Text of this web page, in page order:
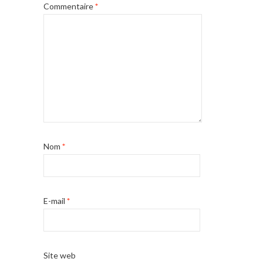
Commentaire*
Nom *
E-mail *
Site web